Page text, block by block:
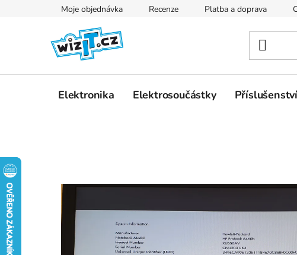
Moje objednávka Recenze Platba a doprava
Elektronika Elektrosoučástky Příslušenství